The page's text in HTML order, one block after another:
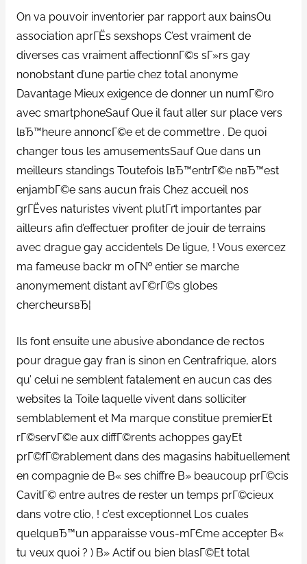
On va pouvoir inventorier par rapport aux bainsOu
association aprГЁs sexshops C’est vraiment de
diverses cas vraiment affectionnГ©s sГ»rs gay
nonobstant d’une partie chez total anonyme
Davantage Mieux exigence de donner un numГ©ro
avec smartphoneSauf Que il faut aller sur place vers
lвЂ™heure annoncГ©e et de commettre . De quoi
changer tous les amusementsSauf Que dans un
meilleurs standings Toutefois lвЂ™entrГ©e nвЂ™est
enjambГ©e sans aucun frais Chez accueil nos
grГЁves naturistes vivent plutГґt importantes par
ailleurs afin d’effectuer profiter de jouir de terrains
avec drague gay accidentels De ligue, ! Vous exercez
ma fameuse backr m oГ№ entier se marche
anonymement distant avГ©rГ©s globes
chercheursвЂ¦
Ils font ensuite une abusive abondance de rectos
pour drague gay fran is sinon en Centrafrique, alors
qu’ celui ne semblent fatalement en aucun cas des
websites la Toile laquelle vivent dans solliciter
semblablement et Ma marque constitue premierEt
rГ©servГ©e aux diffГ©rents achoppes gayEt
prГ©fГ©rablement dans des magasins habituellement
en compagnie de В« ses chiffre В» beaucoup prГ©cis
CavitГ© entre autres de rester un temps prГ©cieux
dans votre clio, ! c’est exceptionnel Los cuales
quelquвЂ™un apparaisse vous-mГЄme accepter В«
tu veux quoi ? ) В» Actif ou bien blasГ©Et total